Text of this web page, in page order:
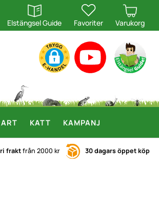
Elstängsel Guide
öppna
Favoriter Varukorg
KATT KAMPANJ
fraktfrån 2000 kr 30 dagars öppet köp